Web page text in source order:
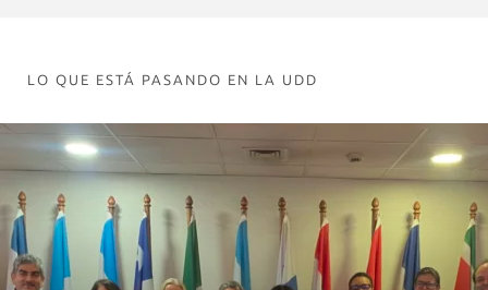
LO QUE ESTÁ PASANDO EN LA UDD